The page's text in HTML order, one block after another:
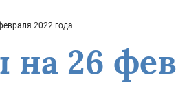
2022 года
26